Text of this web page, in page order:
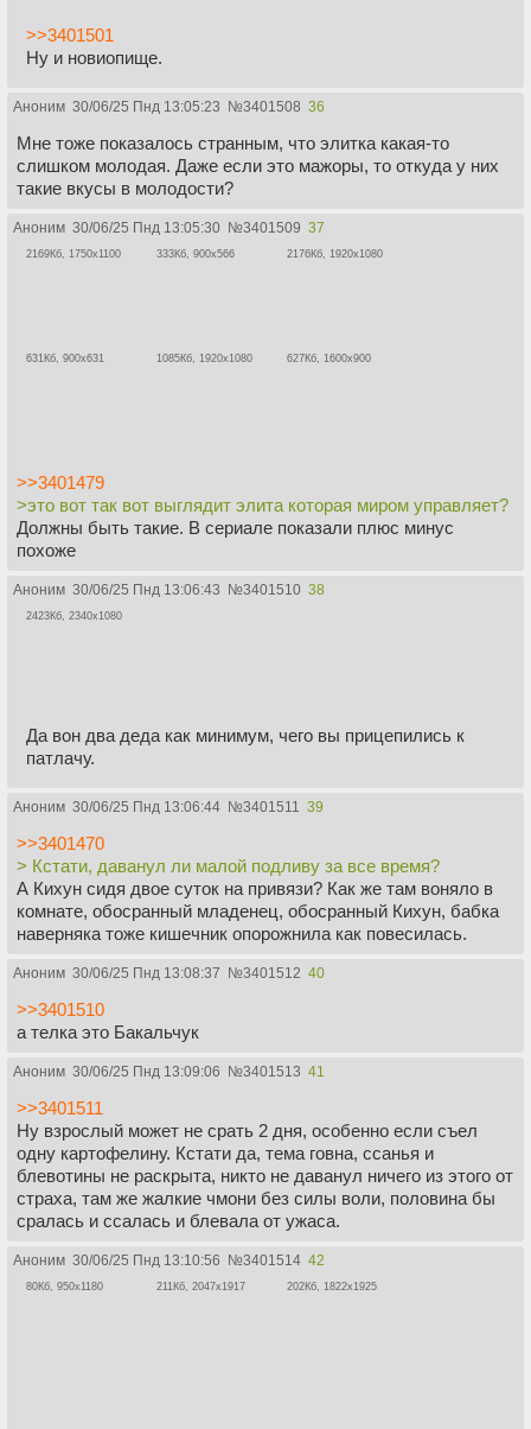
>>3401501
Ну и новиопище.
Аноним 30/06/25 Пнд 13:05:23 №3401508 36
Мне тоже показалось странным, что элитка какая-то
слишком молодая. Даже если это мажоры, то откуда у них
такие вкусы в молодости?
Аноним 30/06/25 Пнд 13:05:30 №3401509 37
2169Кб, 1750x1100 333Кб, 900x566 2176Кб, 1920x1080
631Кб, 900x631 1085Кб, 1920x1080 627Кб, 1600x900
>>3401479
>это вот так вот выглядит элита которая миром управляет?
Должны быть такие. В сериале показали плюс минус
похоже
Аноним 30/06/25 Пнд 13:06:43 №3401510 38
2423Кб, 2340x1080
Да вон два деда как минимум, чего вы прицепились к
патлачу.
Аноним 30/06/25 Пнд 13:06:44 №3401511 39
>>3401470
> Кстати, даванул ли малой подливу за все время?
А Кихун сидя двое суток на привязи? Как же там воняло в
комнате, обосранный младенец, обосранный Кихун, бабка
наверняка тоже кишечник опорожнила как повесилась.
Аноним 30/06/25 Пнд 13:08:37 №3401512 40
>>3401510
а телка это Бакальчук
Аноним 30/06/25 Пнд 13:09:06 №3401513 41
>>3401511
Ну взрослый может не срать 2 дня, особенно если съел
одну картофелину. Кстати да, тема говна, ссанья и
блевотины не раскрыта, никто не даванул ничего из этого от
страха, там же жалкие чмони без силы воли, половина бы
сралась и ссалась и блевала от ужаса.
Аноним 30/06/25 Пнд 13:10:56 №3401514 42
80Кб, 950x1180 211Кб, 2047x1917 202Кб, 1822x1925